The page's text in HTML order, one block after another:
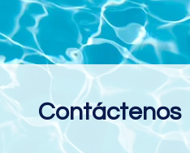
Contáctenos